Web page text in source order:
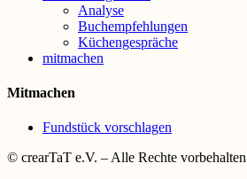
Analyse
Buchempfehlungen
Küchengespräche
mitmachen
Mitmachen
Fundstück vorschlagen
© crearTaT e.V. – Alle Rechte vorbehalten